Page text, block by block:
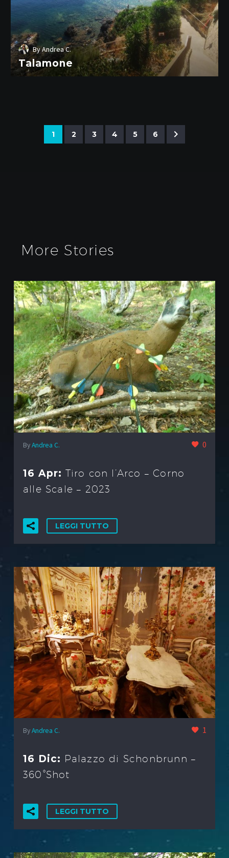
ByAndrea C.
Talamone
1 2 3 4 5 6
More Stories
ByAndrea C. 0
16 Apr: Tiro con l’Arco – Corno
alle Scale – 2023
LEGGI TUTTO
ByAndrea C. 1
16 Dic: Palazzo di Schonbrunn –
360°Shot
LEGGI TUTTO